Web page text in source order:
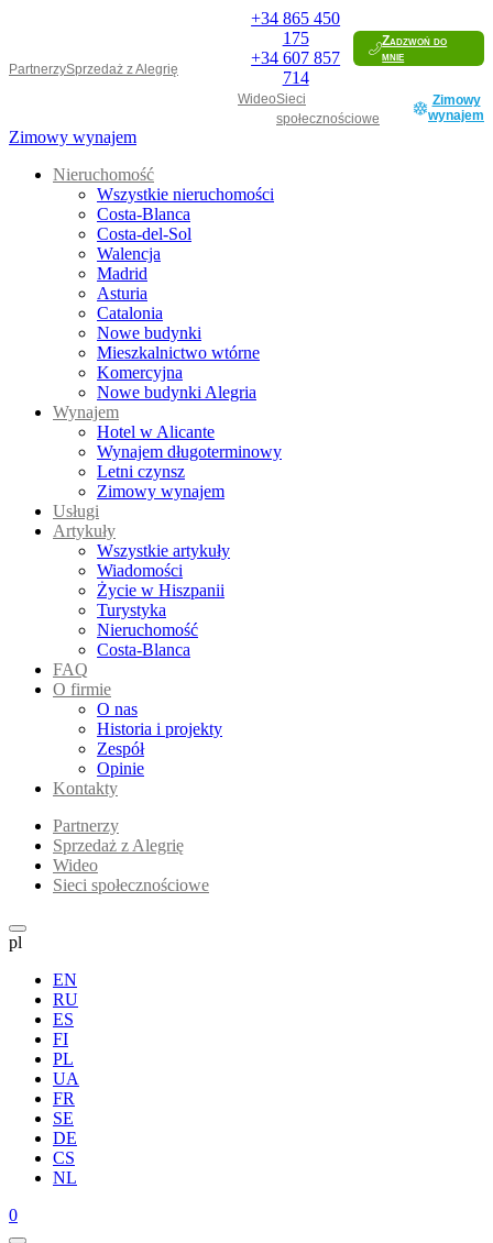
PartnerzySprzedaż z Alegrię
+34 865 450
175
+34 607 857
714
Zadzwoń do
mnie
WideoSieci
społecznościowe
Zimowy
wynajem
Zimowy wynajem
Nieruchomość
Wszystkie nieruchomości
Costa-Blanca
Costa-del-Sol
Walencja
Madrid
Asturia
Catalonia
Nowe budynki
Mieszkalnictwo wtórne
Komercyjna
Nowe budynki Alegria
Wynajem
Hotel w Alicante
Wynajem długoterminowy
Letni czynsz
Zimowy wynajem
Usługi
Artykuły
Wszystkie artykuły
Wiadomości
Życie w Hiszpanii
Turystyka
Nieruchomość
Costa-Blanca
FAQ
O firmie
O nas
Historia i projekty
Zespół
Opinie
Kontakty
Partnerzy
Sprzedaż z Alegrię
Wideo
Sieci społecznościowe
pl
EN
RU
ES
FI
PL
UA
FR
SE
DE
CS
NL
0